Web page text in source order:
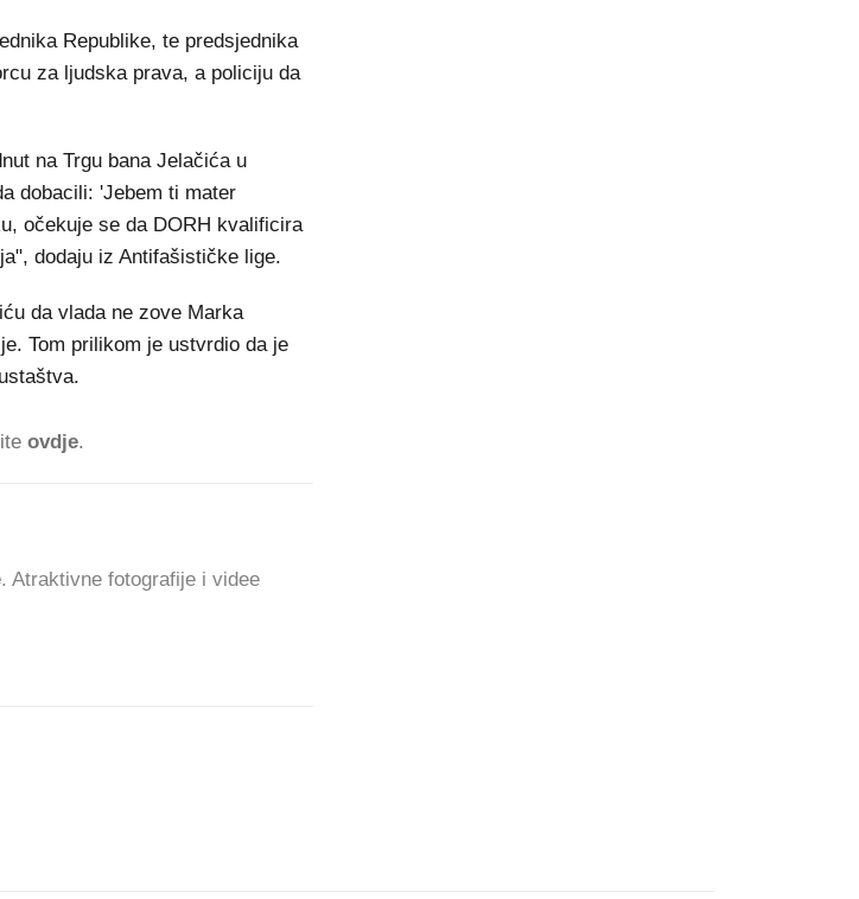
Republike, te predsjednika
za ljudska prava, a policiju da
na Trgu bana Jelačića u
dobacili: 'Jebem ti mater
očekuje se da DORH kvalificira
dodaju iz Antifašističke lige.
da vlada ne zove Marka
Tom prilikom je ustvrdio da je
ovdje.
. Atraktivne fotografije i videe